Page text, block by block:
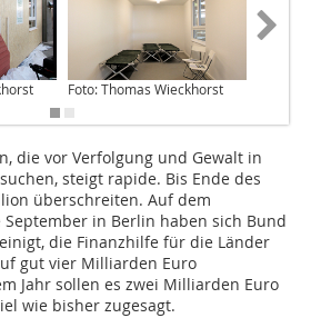
Foto: Thomas Wieckhorst
die vor Verfolgung und Gewalt in
steigt rapide. Bis Ende des
überschreiten. Auf dem
in Berlin haben sich Bund
die Finanzhilfe für die Länder
gut vier Milliarden Euro
Jahr sollen es zwei Milliarden Euro
wie bisher zugesagt.